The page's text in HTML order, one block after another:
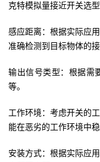
克特模拟量接近开关选
感应距离：根据实际应
准确检测到目标物体的接
输出信号类型：根据需
等。
工作环境：考虑开关的
能在恶劣的工作环境中稳
安装方式：根据实际应